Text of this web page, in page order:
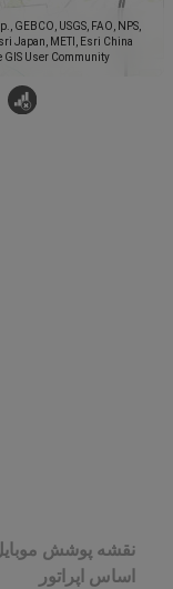
GEBCO, USGS, FAO, NPS,
Japan, METI, Esri China
GIS User Community
نقشه پوشش
اساس اپراتور